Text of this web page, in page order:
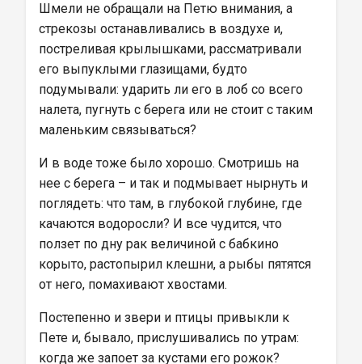
Шмели не обращали на Петю внимания, а
стрекозы останавливались в воздухе и,
постреливая крылышками, рассматривали
его выпуклыми глазищами, будто
подумывали: ударить ли его в лоб со всего
налета, пугнуть с берега или не стоит с таким
маленьким связываться?
И в воде тоже было хорошо. Смотришь на
нее с берега – и так и подмывает нырнуть и
поглядеть: что там, в глубокой глубине, где
качаются водоросли? И все чудится, что
ползет по дну рак величиной с бабкино
корыто, растопырил клешни, а рыбы пятятся
от него, помахивают хвостами.
Постепенно и звери и птицы привыкли к
Пете и, бывало, прислушивались по утрам:
когда же запоет за кустами его рожок?